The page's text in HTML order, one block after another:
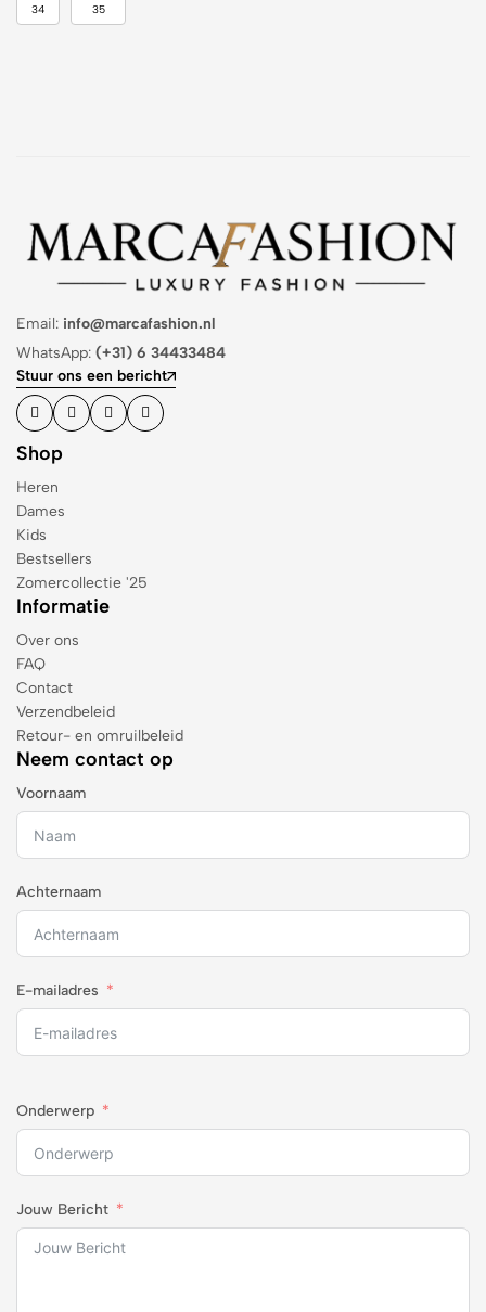
34 35
Email: info@marcafashion.nl
WhatsApp: (+31) 6 34433484
Stuur ons een bericht
Shop
Heren
Dames
Kids
Bestsellers
Zomercollectie '25
Informatie
Over ons
FAQ
Contact
Verzendbeleid
Retour- en omruilbeleid
Neem contact op
Voornaam
Achternaam
E-mailadres
Onderwerp
Jouw Bericht